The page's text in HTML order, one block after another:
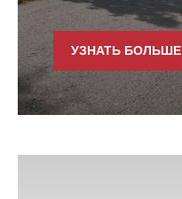
УЗНАТЬ БОЛЬШЕ